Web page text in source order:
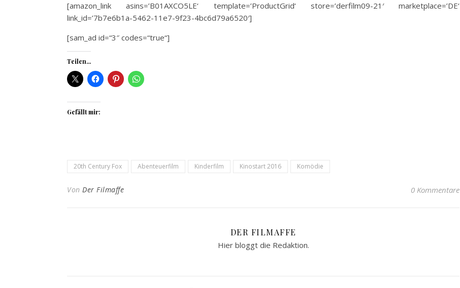
[amazon_link asins=’B01AXCO5LE‘ template=’ProductGrid‘ store=’derfilm09-21′ marketplace=’DE‘
link_id=’7b7e6b1a-5462-11e7-9f23-4bc6d79a6520′]
[sam_ad id=“3″ codes=“true“]
Teilen...
Gefällt mir:
20th Century Fox Abenteuerfilm Kinderfilm Kinostart 2016 Komödie
Von Der Filmaffe 0 Kommentare
DER FILMAFFE
Hier bloggt die Redaktion.